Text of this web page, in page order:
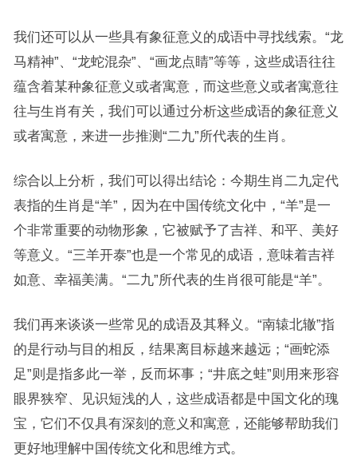
我们还可以从一些具有象征意义的成语中寻找线索。“龙
马精神”、“龙蛇混杂”、“画龙点睛”等等，这些成语往往
蕴含着某种象征意义或者寓意，而这些意义或者寓意往
往与生肖有关，我们可以通过分析这些成语的象征意义
或者寓意，来进一步推测“二九”所代表的生肖。
综合以上分析，我们可以得出结论：今期生肖二九定代
表指的生肖是“羊”，因为在中国传统文化中，“羊”是一
个非常重要的动物形象，它被赋予了吉祥、和平、美好
等意义。“三羊开泰”也是一个常见的成语，意味着吉祥
如意、幸福美满。“二九”所代表的生肖很可能是“羊”。
我们再来谈谈一些常见的成语及其释义。“南辕北辙”指
的是行动与目的相反，结果离目标越来越远；“画蛇添
足”则是指多此一举，反而坏事；“井底之蛙”则用来形容
眼界狭窄、见识短浅的人，这些成语都是中国文化的瑰
宝，它们不仅具有深刻的意义和寓意，还能够帮助我们
更好地理解中国传统文化和思维方式。